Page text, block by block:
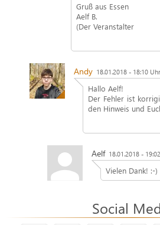
Gruß aus Essen
Aelf B.
(Der Veranstalter
Andy 18.01.2018 - 18:10 Uhr
Hallo Aelf!
Der Fehler ist
den Hinweis und
Aelf 18.01.2018 -
Vielen Dank! :-)
Social